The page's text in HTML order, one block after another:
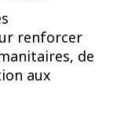
renforcer
de
aux